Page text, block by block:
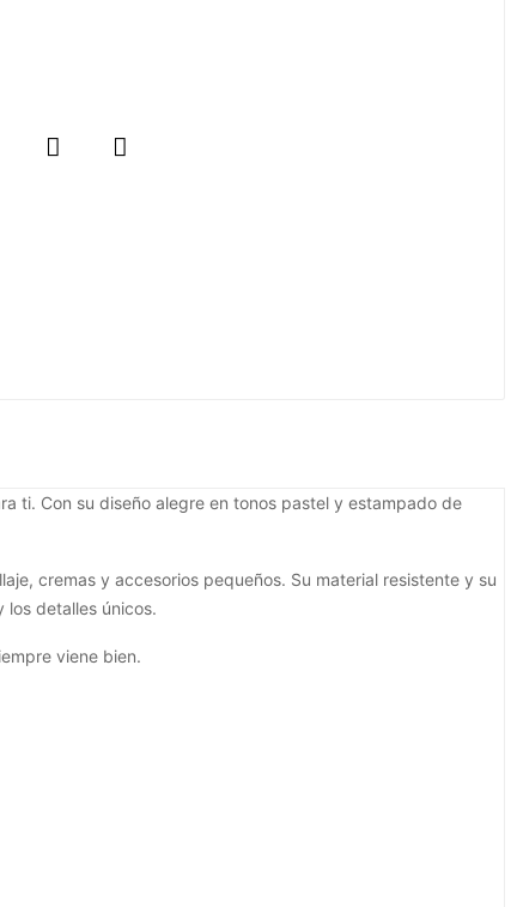
 
ti. Con su diseño alegre en tonos pastel y estampado de
cremas y accesorios pequeños. Su material resistente y su
los detalles únicos.
viene bien.